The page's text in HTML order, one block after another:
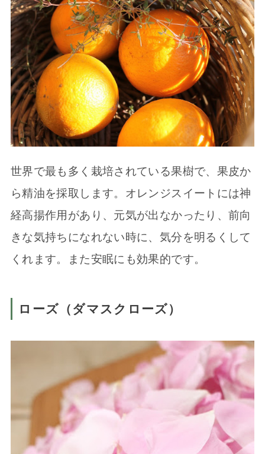
世界で最も多く栽培されている果樹で、果皮か
ら精油を採取します。オレンジスイートには神
経高揚作用があり、元気が出なかったり、前向
きな気持ちになれない時に、気分を明るくして
くれます。また安眠にも効果的です。
ローズ（ダマスクローズ）